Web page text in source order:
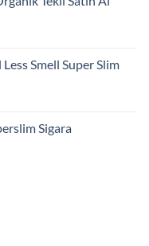
Smell Super Slim
Sigara